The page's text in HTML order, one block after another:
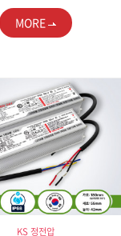
MORE
KS 정전압